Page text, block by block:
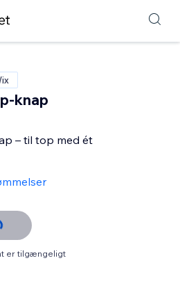
knap
– til top med ét
er tilgængeligt